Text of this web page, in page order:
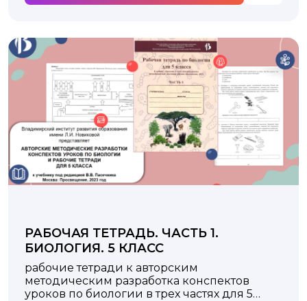
РАБОЧАЯ ТЕТРАДЬ. ЧАСТЬ 1.
БИОЛОГИЯ. 5 КЛАСС
рабочие тетради к авторским
методическим разработка конспектов
уроков по биологии в трех частях для 5